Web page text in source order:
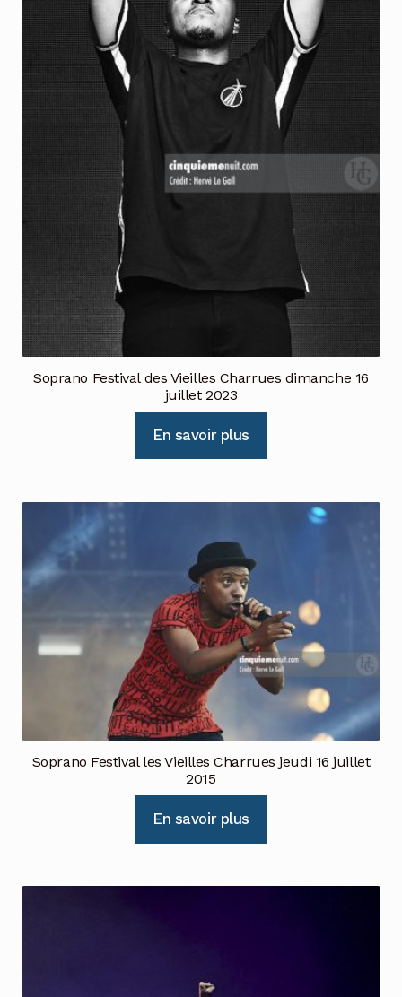
Soprano Festival des Vieilles Charrues dimanche 16
juillet 2023
En savoir plus
Soprano Festival les Vieilles Charrues jeudi 16 juillet
2015
En savoir plus